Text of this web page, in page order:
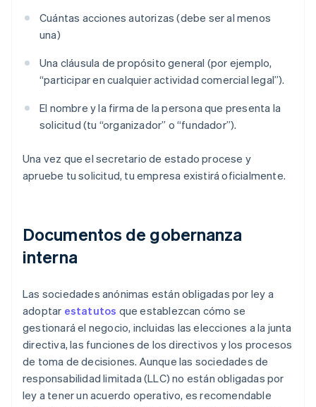
Cuántas acciones autorizas (debe ser al menos
una)
Una cláusula de propósito general (por ejemplo,
“participar en cualquier actividad comercial legal”).
El nombre y la firma de la persona que presenta la
solicitud (tu “organizador” o “fundador”).
Una vez que el secretario de estado procese y
apruebe tu solicitud, tu empresa existirá oficialmente.
Documentos de gobernanza
interna
Las sociedades anónimas están obligadas por ley a
adoptar estatutos que establezcan cómo se
gestionará el negocio, incluidas las elecciones a la junta
directiva, las funciones de los directivos y los procesos
de toma de decisiones. Aunque las sociedades de
responsabilidad limitada (LLC) no están obligadas por
ley a tener un acuerdo operativo, es recomendable